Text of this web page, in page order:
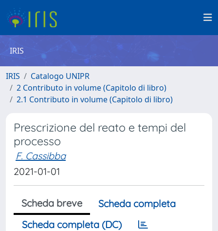
IRIS
IRIS
Catalogo UNIPR
2 Contributo in volume (Capitolo di libro)
2.1 Contributo in volume (Capitolo di libro)
Prescrizione del reato e tempi del
processo
F. Cassibba
2021-01-01
Scheda breve
Scheda completa
Scheda completa (DC)